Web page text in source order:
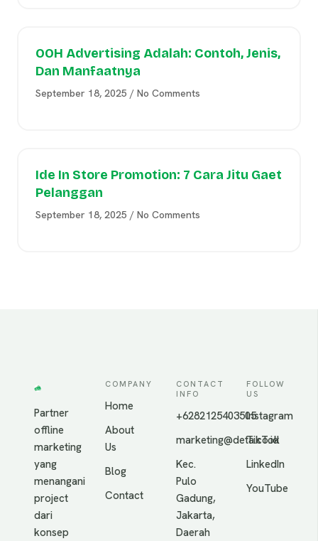
OOH Advertising Adalah: Contoh, Jenis,
Dan Manfaatnya
September 18, 2025 No Comments
Ide In Store Promotion: 7 Cara Jitu Gaet
Pelanggan
September 18, 2025 No Comments
Partner
offline
marketing
yang
menangani
project
dari
konsep
COMPANY
Home
About
Us
Blog
Contact
CONTACT
INFO
+6282125403505
marketing@deta.co.id
Kec.
Pulo
Gadung,
Jakarta,
Daerah
FOLLOW
US
Instagram
TikTok
LinkedIn
YouTube